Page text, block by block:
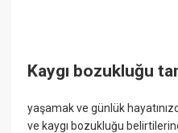
Kaygı bozukluğu
yaşamak ve günlük
ve kaygı bozukluğu